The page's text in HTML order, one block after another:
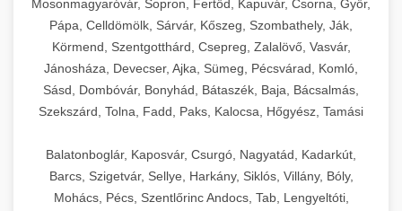
Mosonmagyaróvár, Sopron, Fertőd, Kapuvár, Csorna, Győr,
Pápa, Celldömölk, Sárvár, Kőszeg, Szombathely, Ják,
Körmend, Szentgotthárd, Csepreg, Zalalövő, Vasvár,
Jánosháza, Devecser, Ajka, Sümeg, Pécsvárad, Komló,
Sásd, Dombóvár, Bonyhád, Bátaszék, Baja, Bácsalmás,
Szekszárd, Tolna, Fadd, Paks, Kalocsa, Hőgyész, Tamási
Balatonboglár, Kaposvár, Csurgó, Nagyatád, Kadarkút,
Barcs, Szigetvár, Sellye, Harkány, Siklós, Villány, Bóly,
Mohács, Pécs, Szentlőrinc Andocs, Tab, Lengyeltóti,